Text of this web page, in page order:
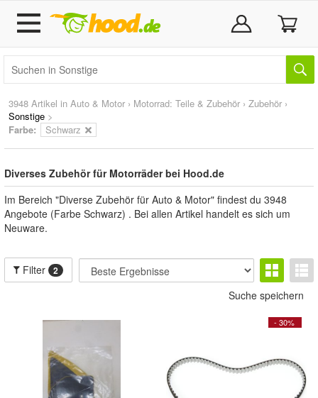
3948 Artikel in Auto & Motor › Motorrad: Teile & Zubehör › Zubehör ›
Sonstige >
Farbe:
Schwarz
Diverses Zubehör für Motorräder bei Hood.de
Im Bereich "Diverse Zubehör für Auto & Motor" findest du 3948
Angebote (Farbe Schwarz) . Bei allen Artikel handelt es sich um
Neuware.
Filter 2
Suche speichern
- 30%